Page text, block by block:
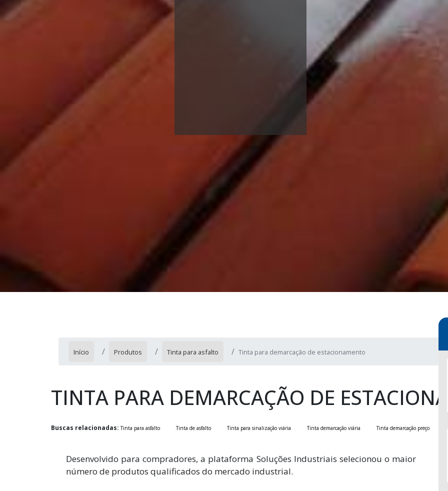
Início Produtos Tinta para asfalto Tinta para demarcação de estacionamento
TINTA PARA DEMARCAÇÃO DE
Buscas relacionadas: Tinta para asfalto Tinta de asfalto Tinta para sinalização viária Tinta demarcação viária Tinta demarcação preço
Desenvolvido para compradores, a plataforma Soluções Industriais selecionou o maior
número de produtos qualificados do mercado industrial.